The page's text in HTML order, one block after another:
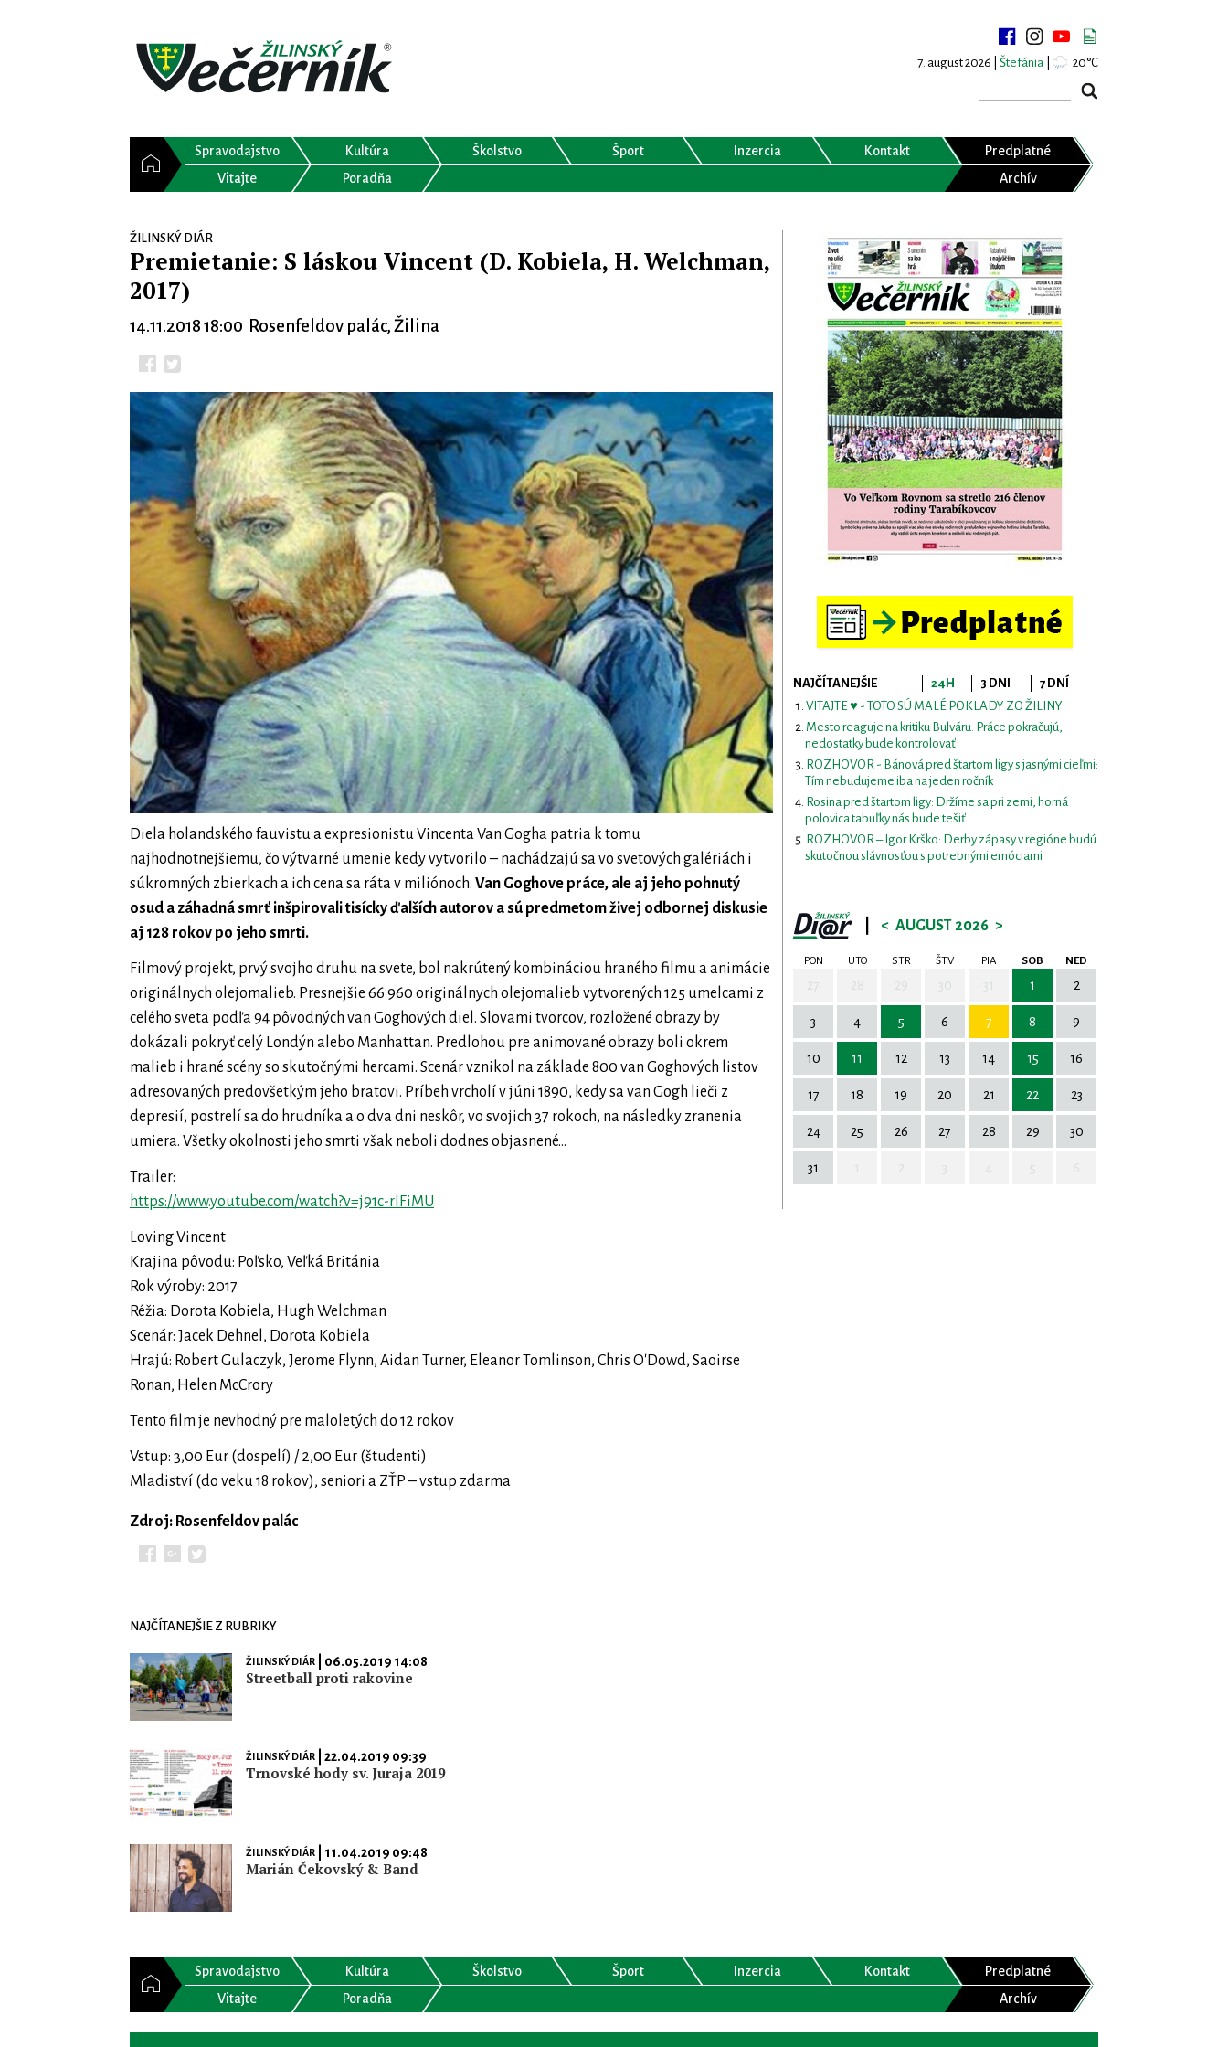
7. august 2026 | Štefánia 20°C
Spravodajstvo Kultúra Školstvo Šport Inzercia Kontakt
Predplatné
Vitajte
Poradňa Archív
ŽILINSKÝ DIÁR
Premietanie: S láskou Vincent (D. Kobiela, H. Welchman,
2017)
14.11.2018 18:00 Rosenfeldov palác, Žilina
Diela holandského fauvistu a expresionistu Vincenta Van Gogha patria k tomu
najhodnotnejšiemu, čo výtvarné umenie kedy vytvorilo – nachádzajú sa vo svetových galériách i
súkromných zbierkach a ich cena sa ráta v miliónoch. Van Goghove práce, ale aj jeho pohnutý
osud a záhadná smrť inšpirovali tisícky ďalších autorov a sú predmetom živej odbornej diskusie
aj 128 rokov po jeho smrti.
Filmový projekt, prvý svojho druhu na svete, bol nakrútený kombináciou hraného filmu a animácie
originálnych olejomalieb. Presnejšie 66 960 originálnych olejomalieb vytvorených 125 umelcami z
celého sveta podľa 94 pôvodných van Goghových diel. Slovami tvorcov, rozložené obrazy by
dokázali pokryť celý Londýn alebo Manhattan. Predlohou pre animované obrazy boli okrem
malieb i hrané scény so skutočnými hercami. Scenár vznikol na základe 800 van Goghových listov
adresovaných predovšetkým jeho bratovi. Príbeh vrcholí v júni 1890, kedy sa van Gogh lieči z
depresií, postrelí sa do hrudníka a o dva dni neskôr, vo svojich 37 rokoch, na následky zranenia
umiera. Všetky okolnosti jeho smrti však neboli dodnes objasnené...
Trailer:
https://www.youtube.com/watch?v=j91c-rIFiMU
Loving Vincent
Krajina pôvodu: Poľsko, Veľká Británia
Rok výroby: 2017
Réžia: Dorota Kobiela, Hugh Welchman
Scenár: Jacek Dehnel, Dorota Kobiela
Hrajú: Robert Gulaczyk, Jerome Flynn, Aidan Turner, Eleanor Tomlinson, Chris O'Dowd, Saoirse
Ronan, Helen McCrory
Tento film je nevhodný pre maloletých do 12 rokov
Vstup: 3,00 Eur (dospelí) / 2,00 Eur (študenti)
Mladiství (do veku 18 rokov), seniori a ZŤP – vstup zdarma
Zdroj: Rosenfeldov palác
NAJČÍTANEJŠIE Z RUBRIKY
ŽILINSKÝ DIÁR| 06.05.2019 14:08
Streetball proti rakovine
ŽILINSKÝ DIÁR| 22.04.2019 09:39
Trnovské hody sv. Juraja 2019
ŽILINSKÝ DIÁR| 11.04.2019 09:48
Marián Čekovský & Band
NAJČÍTANEJŠIE 24H 3 DNI
7 DNÍ
VITAJTE ♥ - TOTO SÚ MALÉ POKLADY ZO ŽILINY
Mesto reaguje na kritiku Bulváru: Práce pokračujú,
nedostatky bude kontrolovať
ROZHOVOR - Bánová pred štartom ligy s jasnými cieľmi:
Tím nebudujeme iba na jeden ročník
Rosina pred štartom ligy: Držíme sa pri zemi, horná
polovica tabuľky nás bude tešiť
ROZHOVOR – Igor Krško: Derby zápasy v regióne budú
skutočnou slávnosťou s potrebnými emóciami
< AUGUST 2026 >
PON UTO STR ŠTV PIA SOB NED
1 2
3 4 5 6 7 8 9
10 11 12 13 14 15 16
17 18 19 20 21 22 23
24 25 26 27 28 29 30
31
Spravodajstvo Kultúra Školstvo Šport Inzercia Kontakt
Predplatné
Vitajte
Poradňa Archív